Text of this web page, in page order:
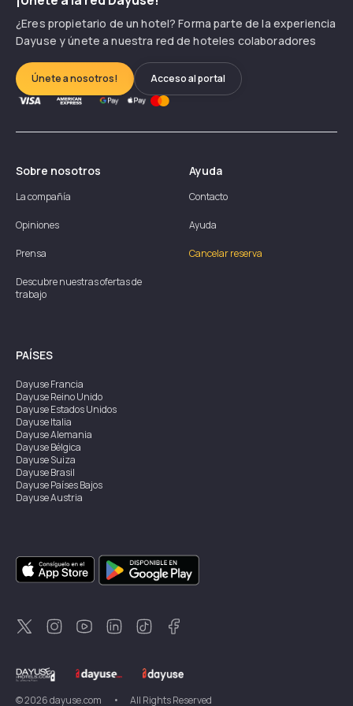
¿Eres propietario de un hotel? Forma parte de la experiencia
Dayuse y únete a nuestra red de hoteles colaboradores
Únete a nosotros! Acceso al portal
Sobre nosotros
La compañía
Opiniones
Prensa
Descubre nuestras ofertas de
trabajo
Ayuda
Contacto
Ayuda
Cancelar reserva
PAÍSES
DayuseFrancia
DayuseReino Unido
DayuseEstados Unidos
DayuseItalia
DayuseAlemania
DayuseBélgica
DayuseSuiza
DayuseBrasil
DayusePaíses Bajos
DayuseAustria
DayuseSingapur
DayuseSuecia
DayuseTailandia
DayuseNueva Zelanda
DayuseTurquía
©2026dayuse.com • All Rights Reserved